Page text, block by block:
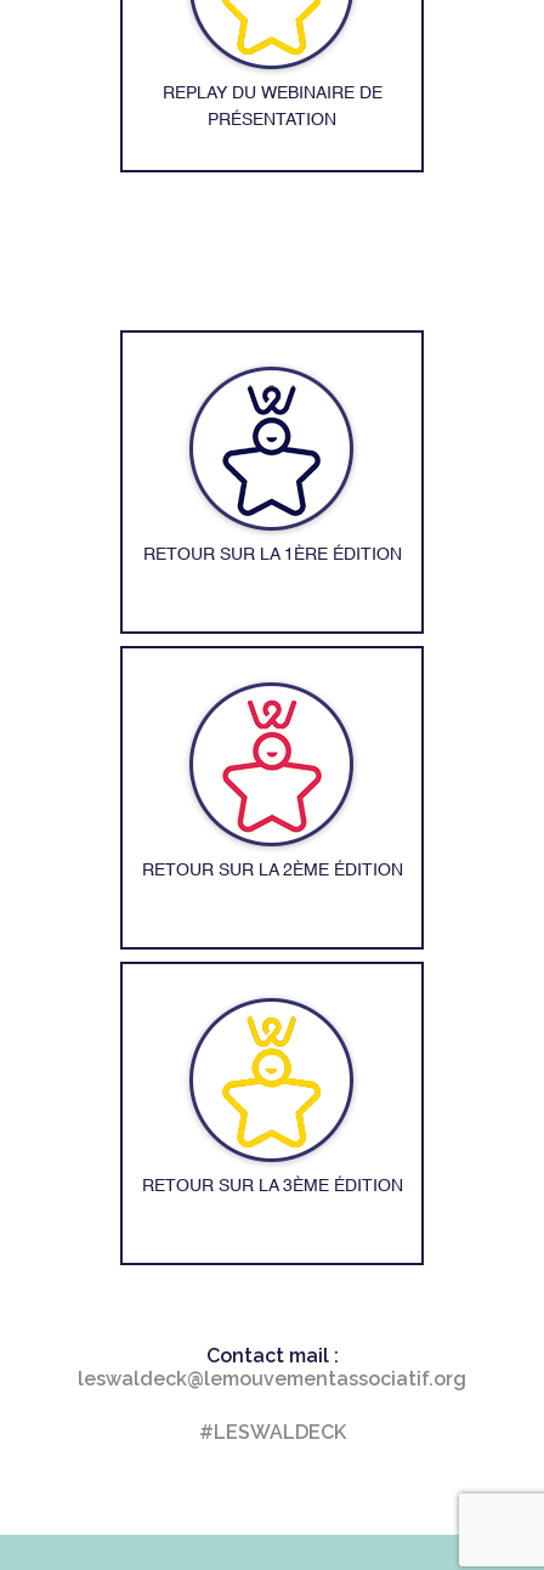
REPLAY DU WEBINAIRE DE
PRÉSENTATION
RETOUR SUR LA 1ÈRE ÉDITION
RETOUR SUR LA 2ÈME ÉDITION
RETOUR SUR LA 3ÈME ÉDITION
Contact mail :
leswaldeck@lemouvementassociatif.org
#LESWALDECK